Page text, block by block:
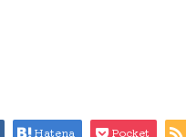
Hatena Pocket